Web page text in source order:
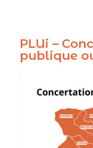
PLUi –
publique